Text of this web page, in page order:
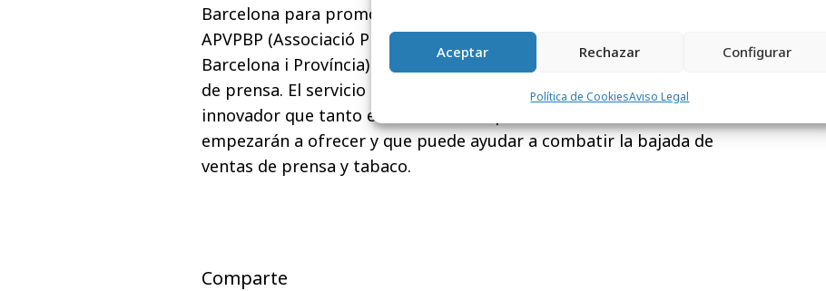
Aceptar Rechazar Configurar
Política de CookiesAviso Legal
Barcelona para promover el servicio entre los estancos, y con la
APVPBP (Associació Professional de Venedors de Premsa de
Barcelona i Província) para promoverlo entre los quioscos y tiendas
de prensa. El servicio Chimpy de alquiler de baterías es un servicio
innovador que tanto estancos como quioscos de Barcelona
empezarán a ofrecer y que puede ayudar a combatir la bajada de
ventas de prensa y tabaco.
Comparte